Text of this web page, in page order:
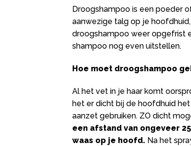
Droogshampoo is een poeder
aanwezige talg op je
droogshampoo weer opgefrist
shampoo nog even uitstellen.
Hoe moet droogshampoo
Al het vet in je haar komt
het er dicht bij de hoofdhuid
aanzet gebruiken. ZO dicht
een afstand van ongeveer
waas op je hoofd. Na het